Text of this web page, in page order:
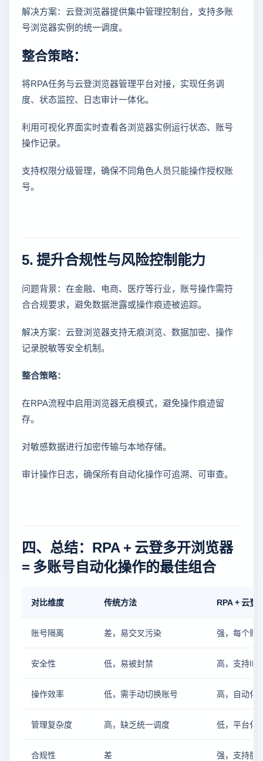
解决方案：云登浏览器提供集中管理控制台，支持多账
号浏览器实例的统一调度。
整合策略：
将RPA任务与云登浏览器管理平台对接，实现任务调
度、状态监控、日志审计一体化。
利用可视化界面实时查看各浏览器实例运行状态、账号
操作记录。
支持权限分级管理，确保不同角色人员只能操作授权账
号。
5. 提升合规性与风险控制能力
问题背景：在金融、电商、医疗等行业，账号操作需符
合合规要求，避免数据泄露或操作痕迹被追踪。
解决方案：云登浏览器支持无痕浏览、数据加密、操作
记录脱敏等安全机制。
整合策略：
在RPA流程中启用浏览器无痕模式，避免操作痕迹留
存。
对敏感数据进行加密传输与本地存储。
审计操作日志，确保所有自动化操作可追溯、可审查。
四、总结：RPA + 云登多开浏览器
= 多账号自动化操作的最佳组合
对比维度 传统方法 RPA + 云登
账号隔离 差，易交叉污染 强，每个账
安全性 低，易被封禁 高，支持IP
操作效率 低，需手动切换账号 高，自动化
管理复杂度 高，缺乏统一调度 低，平台化
合规性 差 强，支持脱